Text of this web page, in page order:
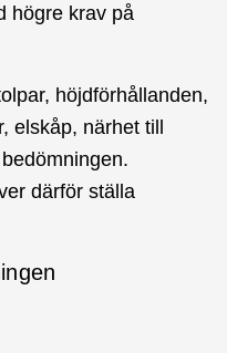
högre krav på
höjdförhållanden,
elskåp, närhet till
därför ställa